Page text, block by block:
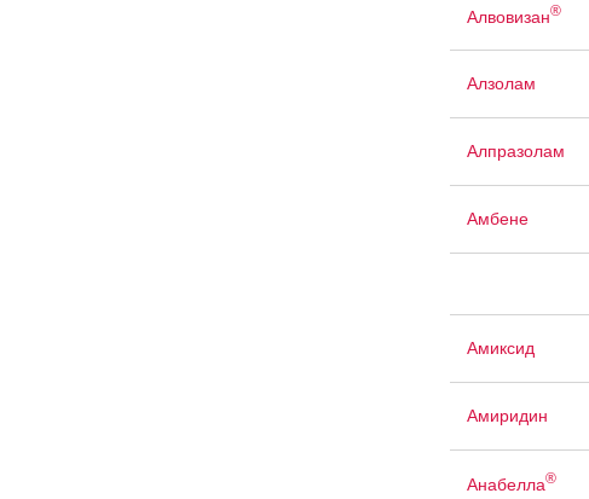
Алвовизан®
Алзолам
Алпразолам
Амбене
Амиксид
Амиридин
Анабелла®